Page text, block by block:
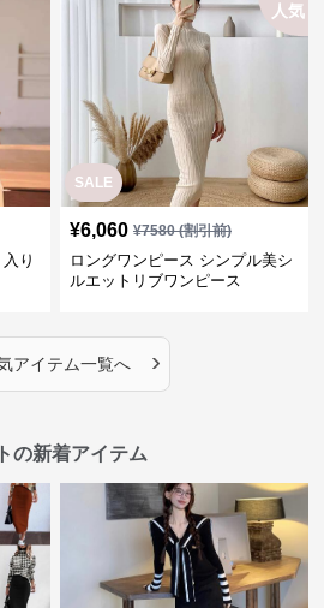
り
SALE
人気
¥6,060 ¥7580(割引前)
ロングワンピース シンプル美シ
ルエットリブワンピース
アイテム一覧へ ›
の新着アイテム